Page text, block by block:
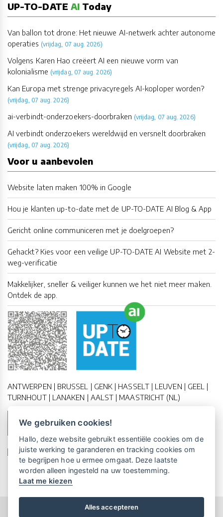
UP-TO-DATE AI Today
Van ballon tot drone: Het nieuwe AI-netwerk achter autonome
operaties (vrijdag, 07 aug. 2026)
Volgens Karen Hao creëert AI een nieuwe vorm van
kolonialisme (vrijdag, 07 aug. 2026)
Kan Europa met strenge privacyregels AI-koploper worden?
(vrijdag, 07 aug. 2026)
ai-verbindt-onderzoekers-doorbraken (vrijdag, 07 aug. 2026)
AI verbindt onderzoekers wereldwijd en versnelt doorbraken
(vrijdag, 07 aug. 2026)
Voor u aanbevolen
Website laten maken 100% in Google
Hou je klanten up-to-date met de UP-TO-DATE AI Blog & App
Gericht online communiceren met je doelgroepen?
Gehackt? Kies voor een veilige UP-TO-DATE AI Website met 2-
weg-verificatie
Makkelijker, sneller & veiliger kunnen we het niet meer maken.
Ontdek de app.
ANTWERPEN | BRUSSEL | GENK | HASSELT | LEUVEN | GEEL |
TURNHOUT | LANAKEN | AALST | MAASTRICHT (NL)
MAAK EEN AFSPRAAK
🇪🇺 🇧🇪ESG Compliant| 🇺🇳SDG Doelen
Copyright All Rights Reserved © 2015-2026 UP-TO-DATE
We gebruiken cookies!
Hallo, deze website gebruikt essentiële cookies om de
juiste werking te garanderen en tracking cookies om
te begrijpen hoe u ermee omgaat. Deze laatste
worden alleen ingesteld na uw toestemming.
Laat me kiezen
Alles accepteren
Vrijblijvende kennismaking?Boek
een persoonlijke demo.
Maandelijks gratis opleidingen